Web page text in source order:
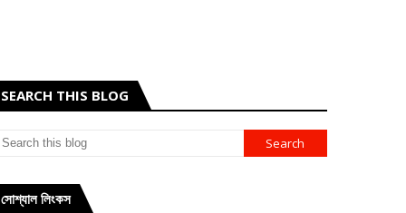
SEARCH THIS BLOG
সোশ্যাল লিংকস